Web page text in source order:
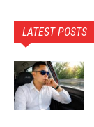
LATEST POSTS